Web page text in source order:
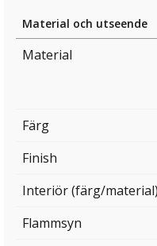
Material och utseende
Material
Färg
Finish
Interiör (färg/material)
Flammsyn